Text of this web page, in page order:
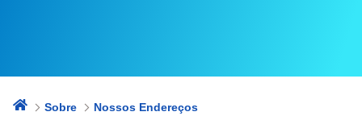
Sobre
Nossos Endereços